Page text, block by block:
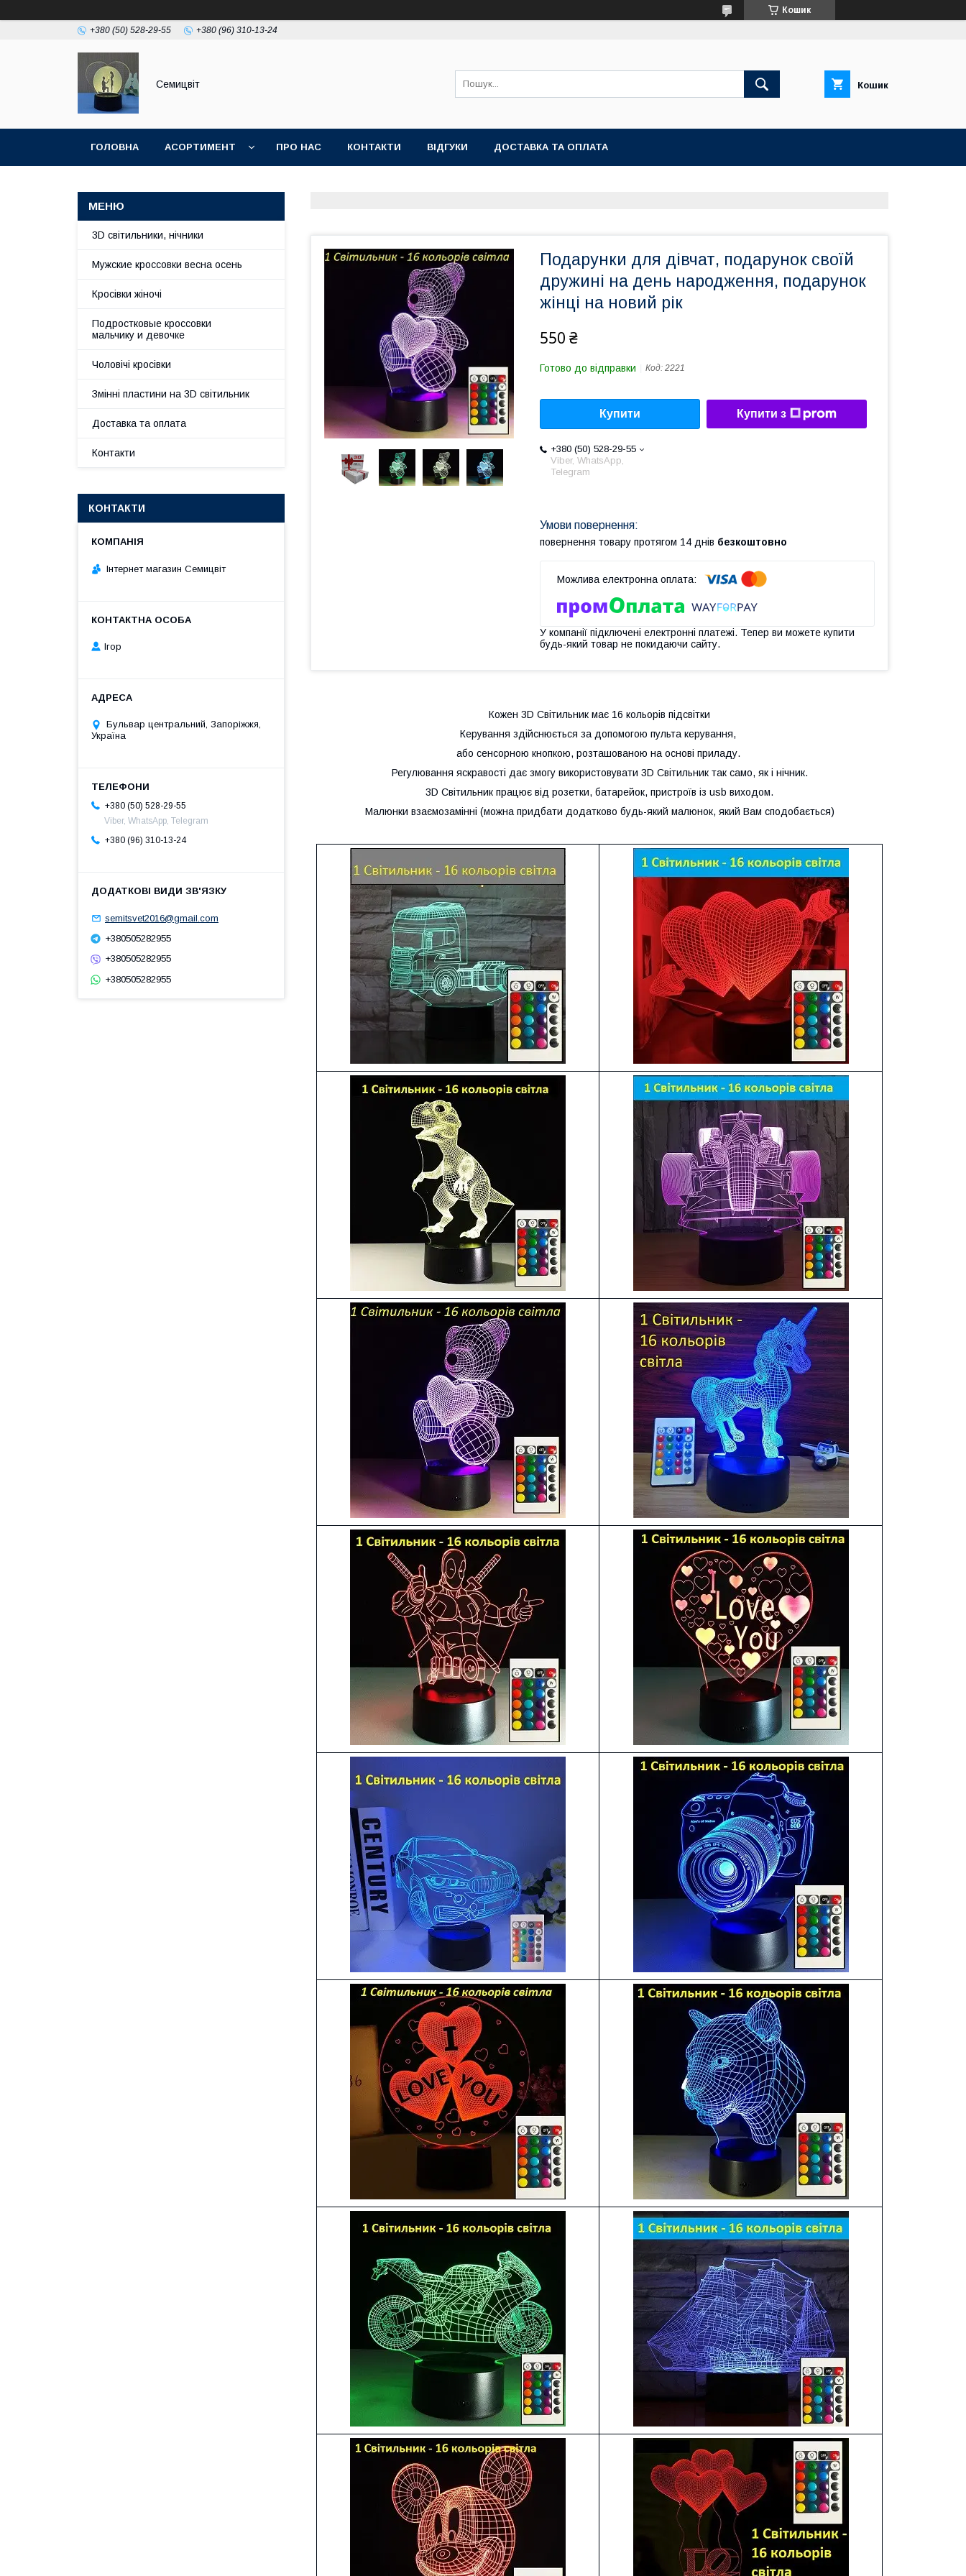
Кошик
+380 (50) 528-29-55 +380 (96) 310-13-24
Семицвіт Кошик
ГОЛОВНА АСОРТИМЕНТ ПРО НАС КОНТАКТИ ВІДГУКИ ДОСТАВКА ТА ОПЛАТА
Подарунки для дівчат, подарунок своїй
дружині на день народження, подарунок
жінці на новий рік
550 ₴
Готово до відправки Код: 2221
Купити Купити з
+380 (50) 528-29-55
Viber, WhatsApp,
Telegram
повернення товару протягом 14 днів безкоштовно
У компанії підключені електронні платежі. Тепер ви можете купити
будь-який товар не покидаючи сайту.
Кожен 3D Світильник має 16 кольорів підсвітки
Керування здійснюється за допомогою пульта керування,
або сенсорною кнопкою, розташованою на основі приладу.
Регулювання яскравості дає змогу використовувати 3D Світильник так само, як і нічник.
3D Світильник працює від розетки, батарейок, пристроїв із usb виходом.
Малюнки взаємозамінні (можна придбати додатково будь-який малюнок, який Вам сподобається)
3D світильники, нічники
Мужские кроссовки весна осень
Кросівки жіночі
Подростковые кроссовки
мальчику и девочке
Чоловічі кросівки
Змінні пластини на 3D світильник
Доставка та оплата
Контакти
КОНТАКТИ
Інтернет магазин Семицвіт
Ігор
Бульвар центральний, Запоріжжя,
Україна
+380 (50) 528-29-55
Viber, WhatsApp, Telegram
+380 (96) 310-13-24
semitsvet2016@gmail.com
+380505282955
+380505282955
+380505282955